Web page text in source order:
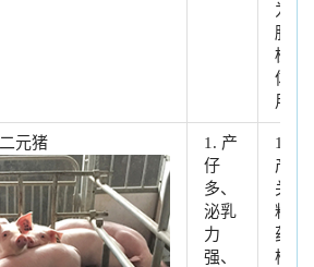
为胚
胎移
植受
体使
用
二元猪
1. 产
仔
多、
泌乳
力
强、
1. 生
产相
关饲
料，
药物
检测